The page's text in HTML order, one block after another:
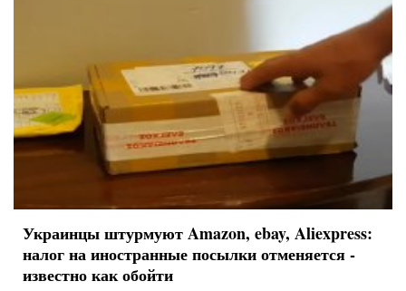
Украинцы штурмуют Amazon, ebay, Aliexpress:
налог на иностранные посылки отменяется -
известно как обойти